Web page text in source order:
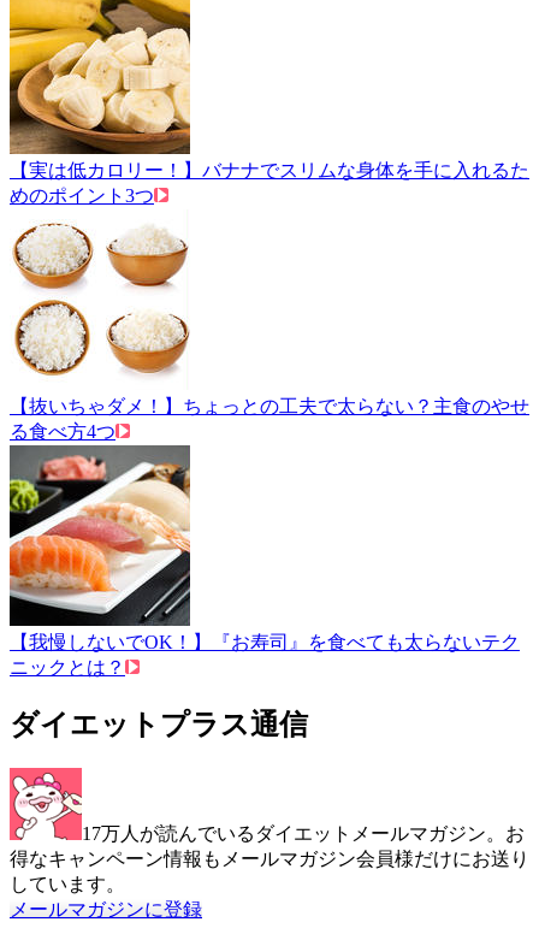
【実は低カロリー！】バナナでスリムな身体を手に入れるた
めのポイント3つ
【抜いちゃダメ！】ちょっとの工夫で太らない？主食のやせ
る食べ方4つ
【我慢しないでOK！】『お寿司』を食べても太らないテク
ニックとは？
ダイエットプラス通信
17万人が読んでいるダイエットメールマガジン。お
得なキャンペーン情報もメールマガジン会員様だけにお送り
しています。
メールマガジンに登録